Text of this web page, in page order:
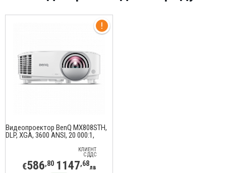
Видеопроектор BenQ MX808STH,
DLP, XGA, 3600 ANSI, 20 000:1,
КЛИЕНТ
С ДДС
€586,80 1147,68лв